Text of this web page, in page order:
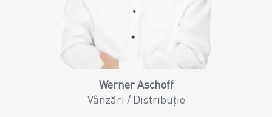
Werner Aschoff
Vânzări / Distribuție